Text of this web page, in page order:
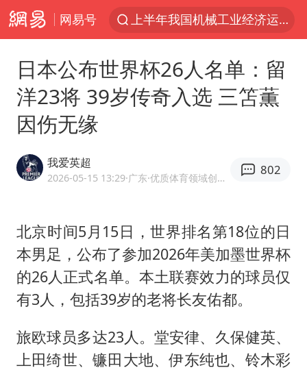
网易号
上半年我国机械工业经济运行稳中有进
佛山通报笔试前13被淘汰后5名进体检
国防部回应日本试射“战斧”导弹
泰国枪击案凶手先杀祖父母后行凶
女子开一天一夜空调后二氧化碳中毒
国防部：坚决反制任何闹海挑衅图谋
山东一元代青花杯离奇失踪
“新疆阿勒泰八月能滑雪”不实
向鹏0-3不敌张本智和
日本公布世界杯26人名单：留
洋23将 39岁传奇入选 三笘薫
因伤无缘
我爱英超
2026-05-15 13:29·广东 ·优质体育领域创作者
802
北京时间5月15日，世界排名第18位的日
本男足，公布了参加2026年美加墨世界杯
的26人正式名单。本土联赛效力的球员仅
有3人，包括39岁的老将长友佑都。
旅欧球员多达23人。堂安律、久保健英、
上田绮世、镰田大地、伊东纯也、铃木彩